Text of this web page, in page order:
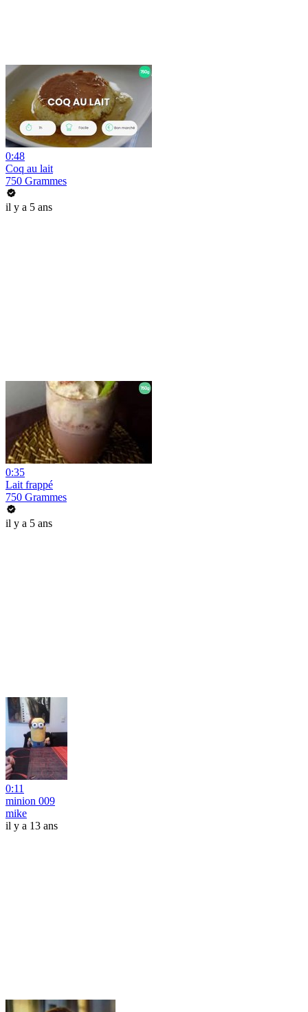
0:48
Coq au lait
750 Grammes
il y a 5 ans
0:35
Lait frappé
750 Grammes
il y a 5 ans
0:11
minion 009
mike
il y a 13 ans